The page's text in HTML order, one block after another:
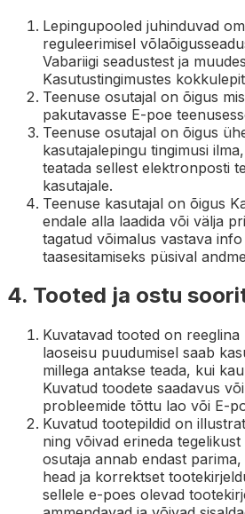
Lepingupooled juhinduvad
reguleerimisel
Vabariigi seadustest ja
Kasutustingimustes
Teenuse osutajal on õigus
pakutavasse E-poe
Teenuse osutajal on õigus
kasutajalepingu tingimusi
teatada sellest elektronposti
kasutajale.
Teenuse kasutajal on õigus
endale alla laadida või välja
tagatud võimalus vastava info
taasesitamiseks püsival
4. Tooted ja ostu
Kuvatavad tooted on reeglina
laoseisu puudumisel saab
millega antakse teada, kui
Kuvatud toodete saadavus
probleemide tõttu lao või E-
Kuvatud tootepildid on
ning võivad erineda
osutaja annab endast
head ja korrektset
sellele e-poes olevad